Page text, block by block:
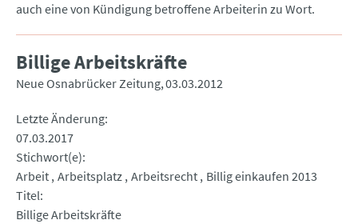
auch eine von Kündigung betroffene Arbeiterin zu Wort.
Billige Arbeitskräfte
Neue Osnabrücker Zeitung 03.03.2012
Letzte Änderung
07.03.2017
Stichwort(e)
Arbeit Arbeitsplatz Arbeitsrecht Billig einkaufen 2013
Titel
Billige Arbeitskräfte